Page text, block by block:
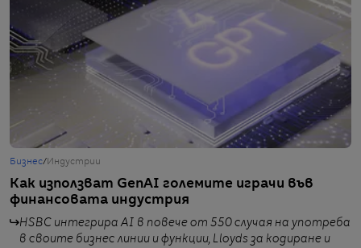
Бизнес/ Индустрии
Как използват GenAI големите играчи във
финансовата индустрия
HSBC интегрира AI в повече от 550 случая на употреба
в своите бизнес линии и функции, Lloyds за кодиране и